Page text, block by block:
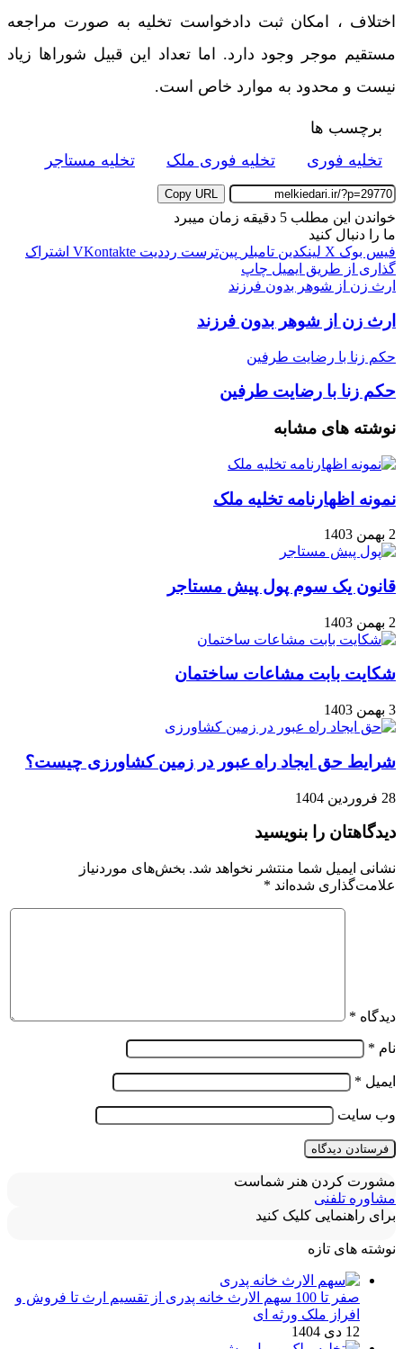
اختلاف ، امکان ثبت دادخواست تخلیه به صورت مراجعه
مستقیم موجر وجود دارد. اما تعداد این قبیل شوراها زیاد
نیست و محدود به موارد خاص است.
برچسب ها
تخلیه فوری
تخلیه فوری ملک تخلیه مستاجر
Copy URL
خواندن این مطلب 5 دقیقه زمان میبرد
ما را دنبال کنید
فیس بوک X لینکدین ‫تامبلر ‫پین‌ترست ‫رددیت ‫VKontakte اشتراک
گذاری از طریق ایمیل چاپ
ارث زن از شوهر بدون فرزند
ارث زن از شوهر بدون فرزند
حکم زنا با رضایت طرفین
حکم زنا با رضایت طرفین
نوشته های مشابه
نمونه اظهارنامه تخلیه ملک
2 بهمن 1403
قانون یک سوم پول پیش مستاجر
2 بهمن 1403
شکایت بابت مشاعات ساختمان
3 بهمن 1403
شرایط حق ایجاد راه عبور در زمین کشاورزی چیست؟
28 فروردین 1404
دیدگاهتان را بنویسید
نشانی ایمیل شما منتشر نخواهد شد. بخش‌های موردنیاز
علامت‌گذاری شده‌اند *
دیدگاه *
نام *
ایمیل *
وب‌ سایت
مشورت کردن هنر شماست
مشاوره تلفنی
برای راهنمایی کلیک کنید
نوشته های تازه
صفر تا 100 سهم الارث خانه پدری از تقسیم ارث تا فروش و
افراز ملک ورثه ای
12 دی 1404